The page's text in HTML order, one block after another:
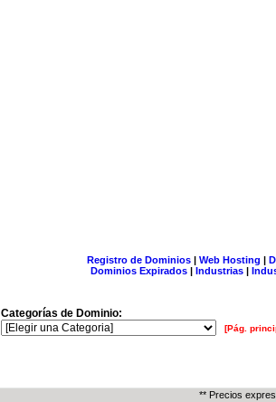
Registro de Dominios| Web Hosting |
Dominios Expirados | Industrias |
Categorías de Dominio:
[Pág.
** Precios